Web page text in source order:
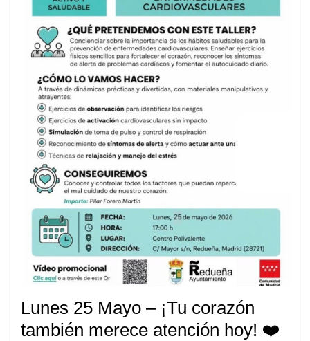
Lunes 25 Mayo – ¡Tu corazón
también merece atención hoy! ❤️